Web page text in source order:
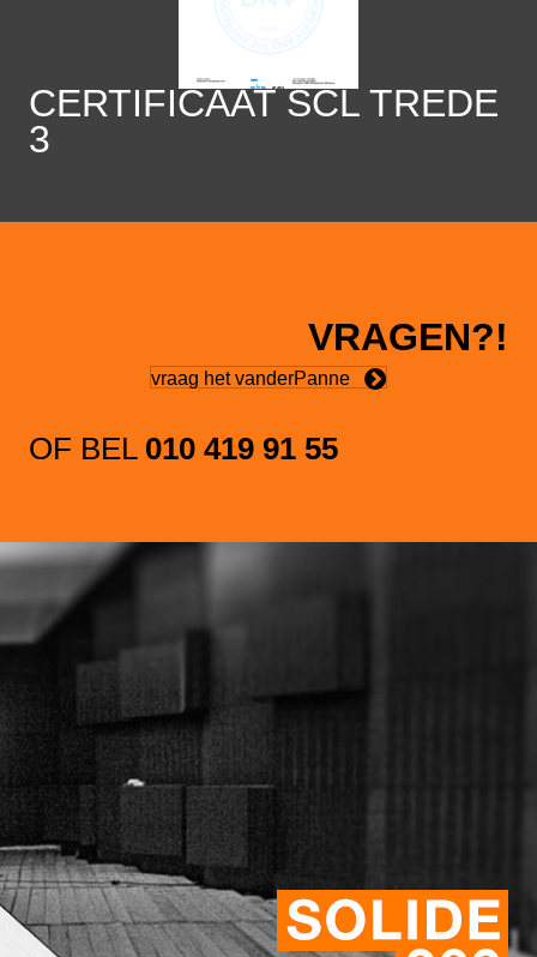
CERTIFICAAT SCL TREDE
3
VRAGEN?!
vraag het vanderPanne
OF BEL 010 419 91 55